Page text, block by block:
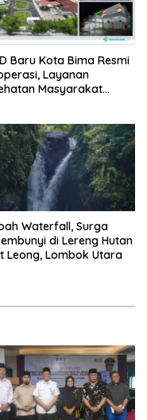
Baru Kota Bima Resmi
Layanan
Masyarakat
Waterfall, Surga
di Lereng Hutan
Leong, Lombok Utara